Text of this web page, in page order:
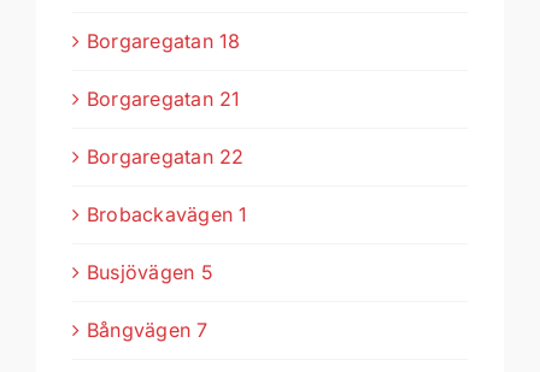
Borgaregatan 18
Borgaregatan 21
Borgaregatan 22
Brobackavägen 1
Busjövägen 5
Bångvägen 7